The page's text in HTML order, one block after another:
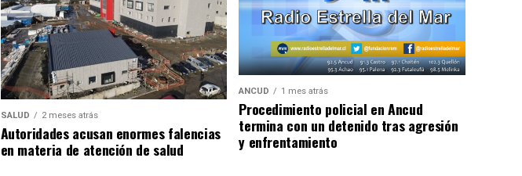
SALUD 2 meses atrás
Autoridades acusan enormes falencias
en materia de atención de salud
ANCUD 1 mes atrás
Procedimiento policial en Ancud
termina con un detenido tras agresión
y enfrentamiento